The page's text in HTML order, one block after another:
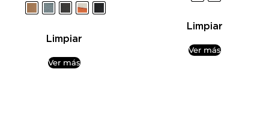
Limpiar
Ver más
Limpiar
Ver más